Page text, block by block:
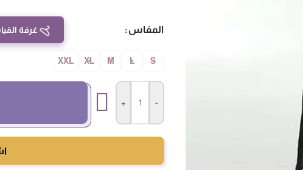
المقاس غرفة
S
L
M
XL
XXL
-
+